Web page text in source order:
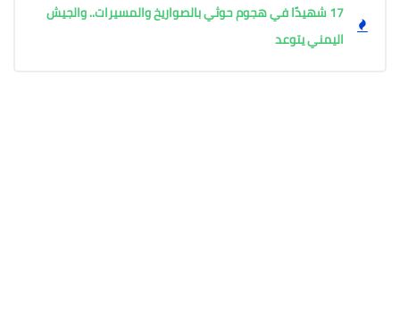
17 شهيدًا في هجوم حوثي بالصواريخ والمسيرات.. والجيش
اليمني يتوعد